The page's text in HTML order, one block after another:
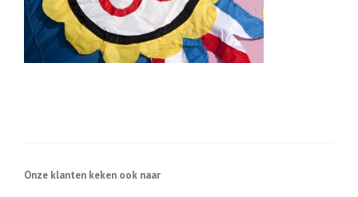
Onze klanten keken ook naar